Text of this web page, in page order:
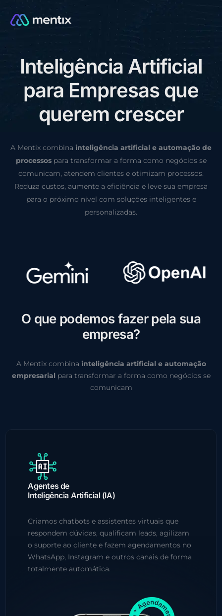
Inteligência Artificial
para Empresas que
querem crescer
A Mentix combina inteligência artificial e automação de
processospara transformar a forma como negócios se
comunicam, atendem clientes e otimizam processos.
Reduza custos, aumente a eficiência e leve sua empresa
para o próximo nível com soluções inteligentes e
personalizadas.
O que podemos fazer pela sua
empresa?
A Mentix combina inteligência artificial e automação
empresarial para transformar a forma como negócios se
comunicam
Agentes de
Inteligência Artificial (IA)
Criamos chatbots e assistentes virtuais que
respondem dúvidas, qualificam leads, agilizam
o suporte ao cliente e fazem agendamentos no
WhatsApp, Instagram e outros canais de forma
totalmente automática.
CONSULTORIA GRÁTIS